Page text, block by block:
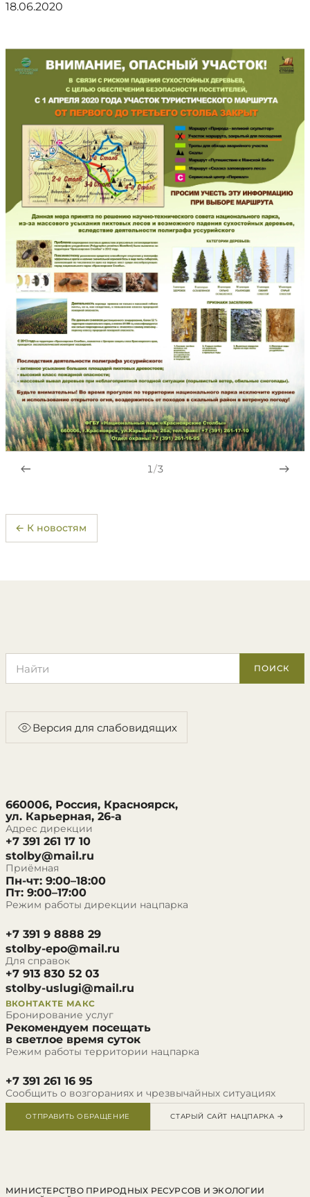
18.06.2020
1/3
← К новостям
ПОИСК
Версия для слабовидящих
660006, Россия, Красноярск,
ул. Карьерная, 26-а
Адрес дирекции
+7 391 261 17 10
stolby@mail.ru
Приёмная
Пн-чт: 9:00–18:00
Пт: 9:00–17:00
Режим работы дирекции нацпарка
+7 391 9 8888 29
stolby-epo@mail.ru
Для справок
+7 913 830 52 03
stolby-uslugi@mail.ru
ВКОНТАКТЕ МАКС
Бронирование услуг
Рекомендуем посещать
в светлое время суток
Режим работы территории нацпарка
+7 391 261 16 95
Сообщить о возгораниях и чрезвычайных ситуациях
ОТПРАВИТЬ ОБРАЩЕНИЕ СТАРЫЙ САЙТ НАЦПАРКА →
МИНИСТЕРСТВО ПРИРОДНЫХ РЕСУРСОВ И ЭКОЛОГИИ